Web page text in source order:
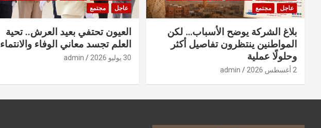
عاجل
مجتمع
بلاغ الشركة يوضح الأسباب… لكن
المواطنين ينتظرون تفاصيل أكثر
وحلولًا عملية
2 أغسطس 2026 admin
عاجل
مجتمع
العيون تحتفي بعيد العرش.. تحية
العلم تجسد معاني الوفاء والانتماء
30 يوليو 2026 admin